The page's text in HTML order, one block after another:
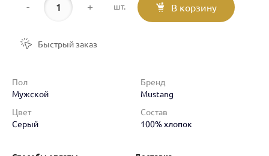
- + шт. В корзину
Быстрый заказ
Пол
Мужской
Бренд
Mustang
Цвет
Серый
Состав
100% хлопок